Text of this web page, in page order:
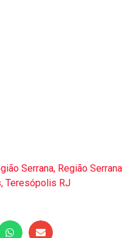
Serrana, Região Serrana
, Teresópolis RJ